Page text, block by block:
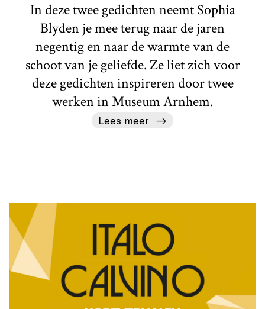
In deze twee gedichten neemt Sophia
Blyden je mee terug naar de jaren
negentig en naar de warmte van de
schoot van je geliefde. Ze liet zich voor
deze gedichten inspireren door twee
werken in Museum Arnhem.
Lees meer